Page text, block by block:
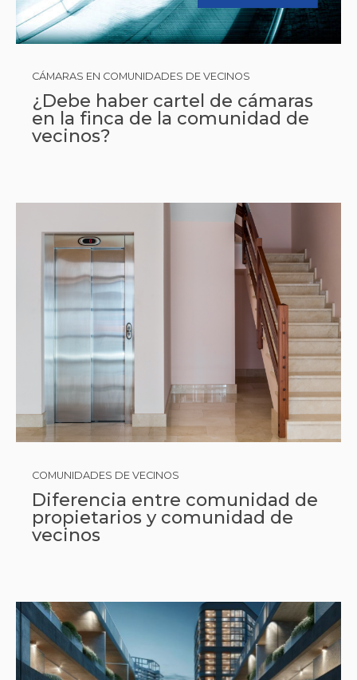
CÁMARAS EN COMUNIDADES DE VECINOS
¿Debe haber cartel de cámaras
en la finca de la comunidad de
vecinos?
COMUNIDADES DE VECINOS
Diferencia entre comunidad de
propietarios y comunidad de
vecinos